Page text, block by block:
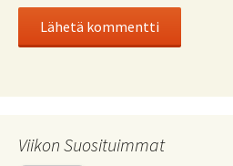
Viikon Suosituimmat